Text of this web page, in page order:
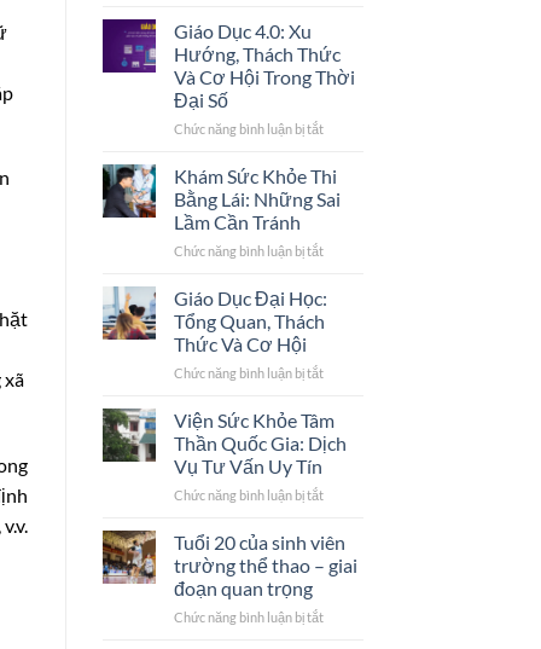
xã
Ở
Nhật
Bản:
Đặc
Nổi
Bật
và
Thống
Mực
Giáo Dục 4.0: Xu
Hướng, Thách Thức
Và Cơ Hội Trong Thời
Đại Số
Chức năng bình luận bị tắtở
Dục
Xu
Thách
Hội
Thời
Số
Khám Sức Khỏe Thi
Bằng Lái: Những Sai
Lầm Cần Tránh
Chức năng bình luận bị tắtở
Thi
Lái:
Lầm
Cần
Giáo Dục Đại Học:
Tổng Quan, Thách
Thức Và Cơ Hội
Chức năng bình luận bị tắtở
Đại
Học:
Quan,
Thức
Cơ
Viện Sức Khỏe Tâm
Thần Quốc Gia: Dịch
Vụ Tư Vấn Uy Tín
Chức năng bình luận bị tắtở
Sức
Tâm
Quốc
Tuổi 20 của sinh viên
trường thể thao – giai
đoạn quan trọng
Chức năng bình luận bị tắtở